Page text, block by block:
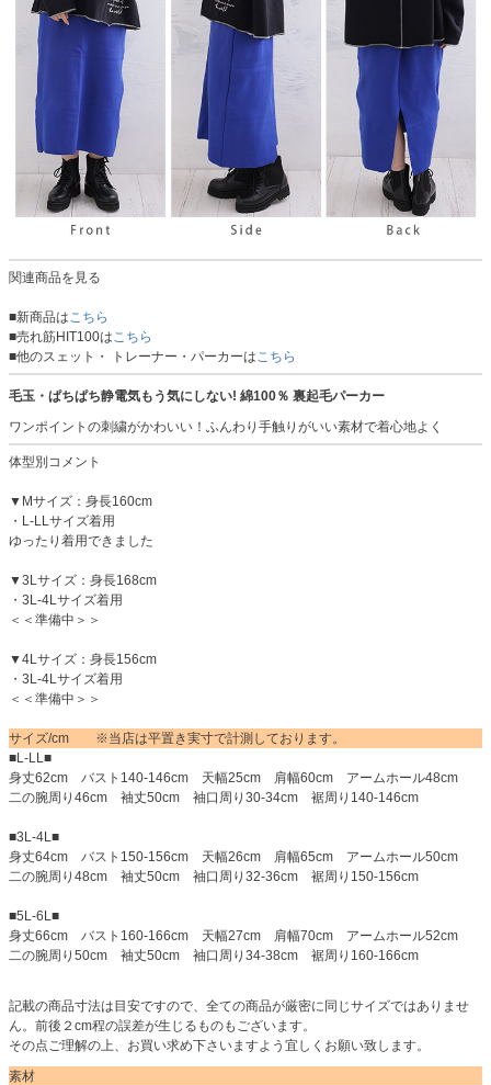
関連商品を見る
■新商品は こちら
■売れ筋HIT100は こちら
■他のスェット・ トレーナー・パーカーは こちら
毛玉・ぱちぱち静電気もう気にしない! 綿100％ 裏起毛パーカー
ワンポイントの刺繍がかわいい！ふんわり手触りがいい素材で着心地よく
体型別コメント
▼Mサイズ：身長160cm
・L-LLサイズ着用
ゆったり着用できました
▼3Lサイズ：身長168cm
・3L-4Lサイズ着用
＜＜準備中＞＞
▼4Lサイズ：身長156cm
・3L-4Lサイズ着用
＜＜準備中＞＞
サイズ/cm ※当店は平置き実寸で計測しております。
■L-LL■
身丈62cm バスト140-146cm 天幅25cm 肩幅60cm アームホール48cm
二の腕周り46cm 袖丈50cm 袖口周り30-34cm 裾周り140-146cm
■3L-4L■
身丈64cm バスト150-156cm 天幅26cm 肩幅65cm アームホール50cm
二の腕周り48cm 袖丈50cm 袖口周り32-36cm 裾周り150-156cm
■5L-6L■
身丈66cm バスト160-166cm 天幅27cm 肩幅70cm アームホール52cm
二の腕周り50cm 袖丈50cm 袖口周り34-38cm 裾周り160-166cm
記載の商品寸法は目安ですので、全ての商品が厳密に同じサイズではありませ
ん。前後２cm程の誤差が生じるものもございます。
その点ご理解の上、お買い求め下さいますよう宜しくお願い致します。
素材